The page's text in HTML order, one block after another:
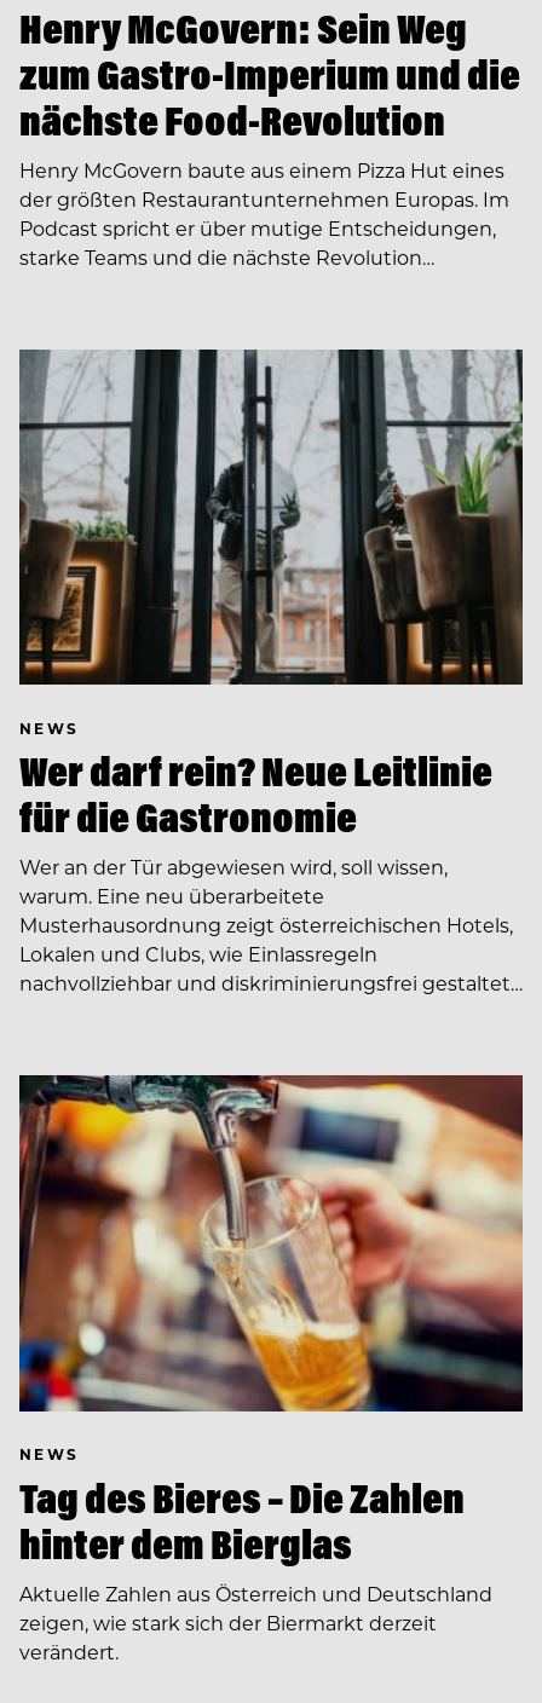
Henry McGovern: Sein Weg
zum Gastro-Imperium und die
nächste Food-Revolution
Henry McGovern baute aus einem Pizza Hut eines
der größten Restaurantunternehmen Europas. Im
Podcast spricht er über mutige Entscheidungen,
starke Teams und die nächste Revolution…
NEWS
Wer darf rein? Neue Leitlinie
für die Gastronomie
Wer an der Tür abgewiesen wird, soll wissen,
warum. Eine neu überarbeitete
Musterhausordnung zeigt österreichischen Hotels,
Lokalen und Clubs, wie Einlassregeln
nachvollziehbar und diskriminierungsfrei gestaltet…
NEWS
Tag des Bieres – Die Zahlen
hinter dem Bierglas
Aktuelle Zahlen aus Österreich und Deutschland
zeigen, wie stark sich der Biermarkt derzeit
verändert.